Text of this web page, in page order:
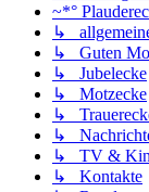
~*°
↳
↳ Guten
↳ Jubelecke
↳ Motzecke
↳
↳
↳ TV &
↳ Kontakte